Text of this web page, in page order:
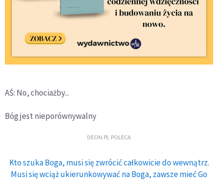
AŚ: No, chociażby...
Bóg jest nieporównywalny
DEON.PL POLECA
Kto szuka Boga, musi się zwrócić całkowicie do wewnątrz.
Musi się wciąż ukierunkowywać na Boga, zawsze mieć Go